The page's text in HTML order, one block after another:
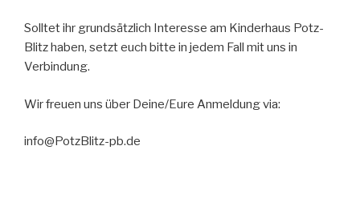
Solltet ihr grundsätzlich Interesse am Kinderhaus Potz-
Blitz haben, setzt euch bitte in jedem Fall mit uns in
Verbindung.
Wir freuen uns über Deine/Eure Anmeldung via:
info@PotzBlitz-pb.de